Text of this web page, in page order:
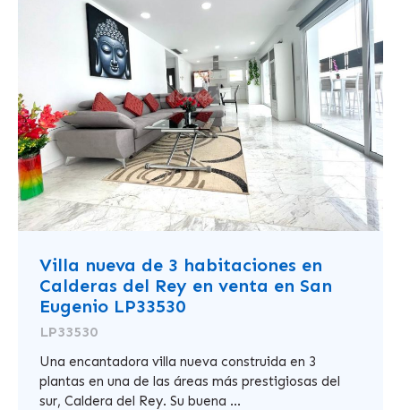
Villa nueva de 3 habitaciones en
Calderas del Rey en venta en San
Eugenio LP33530
LP33530
Una encantadora villa nueva construida en 3
plantas en una de las áreas más prestigiosas del
sur, Caldera del Rey. Su buena ...